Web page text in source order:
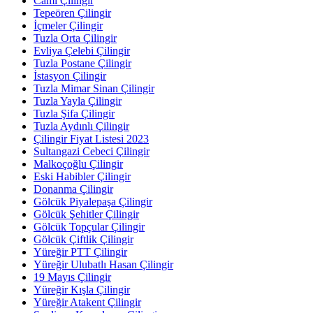
Tepeören Çilingir
İçmeler Çilingir
Tuzla Orta Çilingir
Evliya Çelebi Çilingir
Tuzla Postane Çilingir
İstasyon Çilingir
Tuzla Mimar Sinan Çilingir
Tuzla Yayla Çilingir
Tuzla Şifa Çilingir
Tuzla Aydınlı Çilingir
Çilingir Fiyat Listesi 2023
Sultangazi Cebeci Çilingir
Malkoçoğlu Çilingir
Eski Habibler Çilingir
Donanma Çilingir
Gölcük Piyalepaşa Çilingir
Gölcük Şehitler Çilingir
Gölcük Topçular Çilingir
Gölcük Çiftlik Çilingir
Yüreğir PTT Çilingir
Yüreğir Ulubatlı Hasan Çilingir
19 Mayıs Çilingir
Yüreğir Kışla Çilingir
Yüreğir Atakent Çilingir